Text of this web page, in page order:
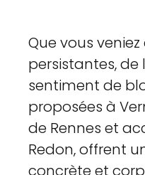
Que vous
persistantes,
sentiment de
proposées à
de Rennes et
Redon, offrent
concrète et